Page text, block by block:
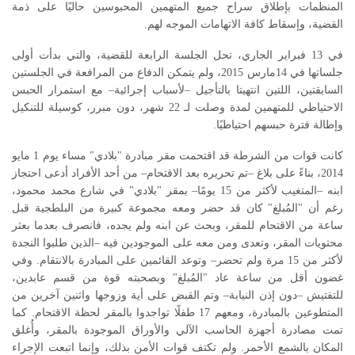
المنظمات بإطلاق سراح جميع المتهمين المحبوسين حاليًا على ذمة
القضية، وإسقاط كافة الاتهامات الموجه لهم.
في 13 فبراير الجاري، تحل الجلسة الرابعة للقضية، والتي بدأت أولى
جلساتها في 14مارس 2015، ولم يتمكن الدفاع من المرافعة في الجلستين
السابقتين، اللتين انتهيتا بالتأجيل –لأسباب إجرائية– مع استمرار الحبس
الاحتياطي للمتهمين لمدة وصلت لـ 22 شهر، دون مبرر، كوسيلة للتنكيل
وإطالة فترة حبسهم احتياطيًا.
كانت قوات من الشرطة قد اقتحمت مقر مبادرة "بلادي" مساء يوم 1 مايو
2014، بناءً على بلاغ –تم تحريره بعد الاقتحام– من أحد الأفراد أدعى احتجاز
ابنه –المتغيب لأكثر من 15 يومًا– بمقر "بلادي" في شارع محمد محمود،
رغم أن "المُبلغ" كان قد حضر ومعه مجموعة كبيرة من البلطجية قبل
ساعة من الاقتحام للمقر، وبحث عن ابنه ولم يجده، فانصرف بعدما بعثر
محتويات المقر، وتعدى ومن معه على الموجودين فيه –الذين طلبوا النجدة
لأكثر من 15 مرة ولم تحضر– وتوعد القائمين على المبادرة بالانتقام. وفي
غضون أقل من ساعة عاد "المُبلغ" وبصحبته قوة من قسم عابدين،
للتفتيش –دون إذن النيابة– وتم القبض على أية وزوجها واثنين آخرين من
المتطوعين بالمبادرة، ومعهم 17 طفلًا تواجدوا بالمقر لحظة الاقتحام. كما
تمت مصادرة أجهزة الحاسب الآلي والأوراق الموجودة بالمقر، وأُغلق
المكان بالشمع الأحمر. ولم تكتف قوات الأمن بذلك، وإنما اتبعت الإجراء